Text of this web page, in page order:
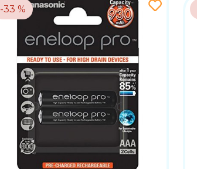
-33 %